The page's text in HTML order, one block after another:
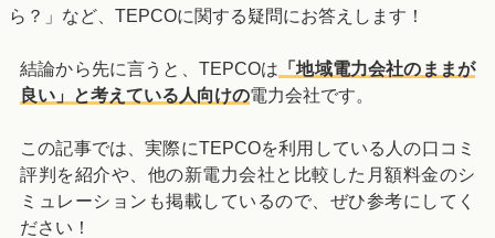
ら？」など、TEPCOに関する疑問にお答えします！
結論から先に言うと、TEPCOは 「地域電力会社のままが
良い」と考えている人向けの電力会社です。
この記事では、実際にTEPCOを利用している人の口コミ
評判を紹介や、他の新電力会社と比較した月額料金のシ
ミュレーションも掲載しているので、ぜひ参考にしてく
ださい！